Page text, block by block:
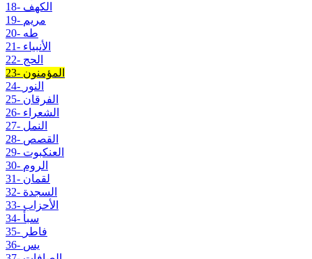
18- الكهف
19- مريم
20- طه
21- الأنبياء
22- الحج
23- المؤمنون
24- النور
25- الفرقان
26- الشعراء
27- النمل
28- القصص
29- العنكبوت
30- الروم
31- لقمان
32- السجدة
33- الأحزاب
34- سبأ
35- فاطر
36- يس